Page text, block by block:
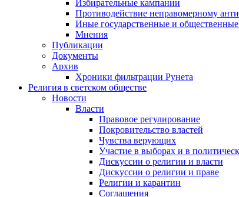
Избирательные кампании
Противодействие неправомерному
Иные государственные и общественные
Мнения
Публикации
Документы
Архив
Хроники фильтрации Рунета
Религия в светском обществе
Новости
Власти
Правовое регулирование
Покровительство властей
Чувства верующих
Участие в выборах и в
Дискуссии о религии и власти
Дискуссии о религии и праве
Религии и карантин
Соглашения